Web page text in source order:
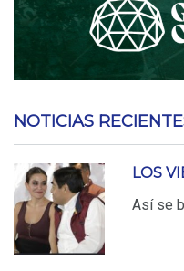
NOTICIAS
LOS
Así se